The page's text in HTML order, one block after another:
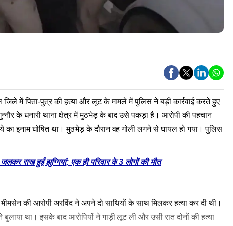
में पिता-पुत्र की हत्या और लूट के मामले में पुलिस ने बड़ी कार्रवाई करते हुए
के धनारी थाना क्षेत्र में मुठभेड़ के बाद उसे पकड़ा है। आरोपी की पहचान
का इनाम घोषित था। मुठभेड़ के दौरान वह गोली लगने से घायल हो गया। पुलिस
राख हुईं झुग्गियां; एक ही परिवार के 3 लोगों की मौत
की आरोपी अरविंद ने अपने दो साथियों के साथ मिलकर हत्या कर दी थी।
था। इसके बाद आरोपियों ने गाड़ी लूट ली और उसी रात दोनों की हत्या